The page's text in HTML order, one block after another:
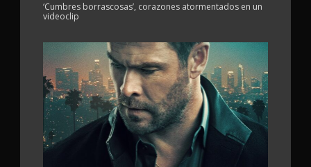
‘Cumbres borrascosas’, corazones atormentados en un
videoclip